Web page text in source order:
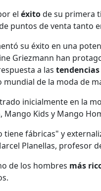
el éxitode su primera
puntos de venta tanto
su éxito en una
Griezmann han
a las tendencias
de la moda de
inicialmente en la
Mango Kids y Mango
tiene fábricas" y
Planellas, profesor
de los hombres más